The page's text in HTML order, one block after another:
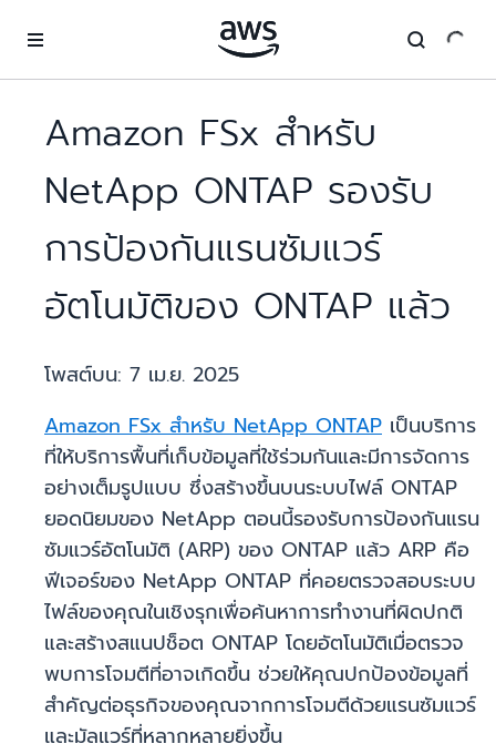
Amazon FSx สำหรับ
NetApp ONTAP รองรับ
การป้องกันแรนซัมแวร์
อัตโนมัติของ ONTAP แล้ว
โพสต์บน: 7 เม.ย. 2025
Amazon FSx สำหรับ NetApp ONTAP เป็นบริการ
ที่ให้บริการพื้นที่เก็บข้อมูลที่ใช้ร่วมกันและมีการจัดการ
อย่างเต็มรูปแบบ ซึ่งสร้างขึ้นบนระบบไฟล์ ONTAP
ยอดนิยมของ NetApp ตอนนี้รองรับการป้องกันแรน
ซัมแวร์อัตโนมัติ (ARP) ของ ONTAP แล้ว ARP คือ
ฟีเจอร์ของ NetApp ONTAP ที่คอยตรวจสอบระบบ
ไฟล์ของคุณในเชิงรุกเพื่อค้นหาการทำงานที่ผิดปกติ
และสร้างสแนปช็อต ONTAP โดยอัตโนมัติเมื่อตรวจ
พบการโจมตีที่อาจเกิดขึ้น ช่วยให้คุณปกป้องข้อมูลที่
สำคัญต่อธุรกิจของคุณจากการโจมตีด้วยแรนซัมแวร์
และมัลแวร์ที่หลากหลายยิ่งขึ้น